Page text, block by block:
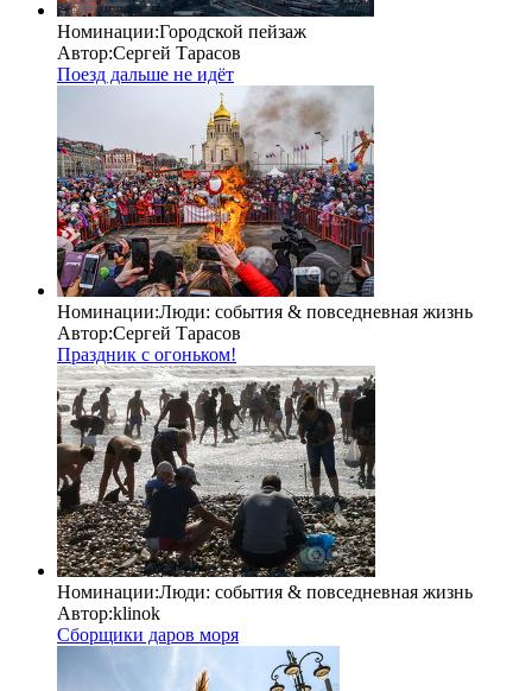
Номинации:Городской пейзаж
Автор:Сергей Тарасов
Поезд дальше не идёт
Номинации:Люди: cобытия & повседневная жизнь
Автор:Сергей Тарасов
Праздник с огоньком!
Номинации:Люди: cобытия & повседневная жизнь
Автор:klinok
Сборщики даров моря